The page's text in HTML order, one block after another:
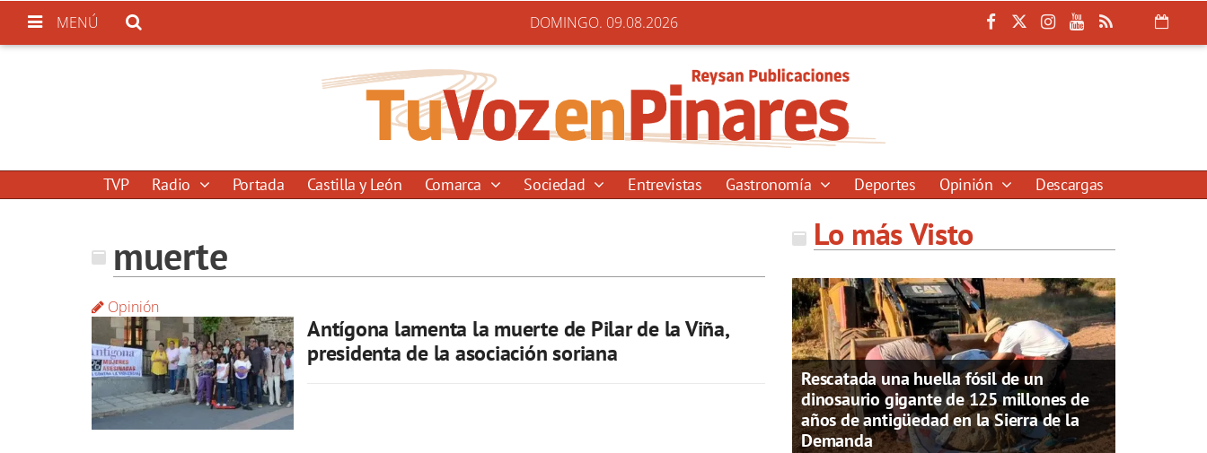
MENÚ DOMINGO. 09.08.2026
TVP Radio Portada Castilla y León Comarca Sociedad Entrevistas Gastronomía Deportes Opinión Descargas
muerte
Opinión
Antígona lamenta la muerte de Pilar de la Viña,
presidenta de la asociación soriana
Lo más Visto
Rescatada una huella fósil de un
dinosaurio gigante de 125 millones de
años de antigüedad en la Sierra de la
Demanda